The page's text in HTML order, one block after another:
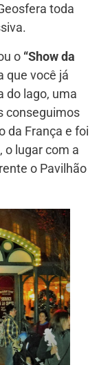
toda
o “Show da
que você já
do lago, uma
conseguimos
da França e foi
o lugar com a
o Pavilhão